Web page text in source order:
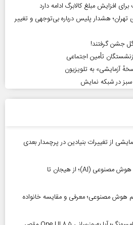
افزایش مبلغ کالابرگ ادامه دارد
تهران؛ هشدار پلیس درباره بی‌توجهی و تغییر
گل جشن گرفتند!
تأمین اجتماعی
آزمایشی» به تلویزیون
سبز در شبکه نمایش
پیش‌نمایشی از تغییرات بنیادین در پرچمدار بعدی
رشد خیره‌کننده بازار توکن‌های هوش مصنوعی (AI)؛ از هیجان تا
هوش مصنوعی؛ معرفی و مقایسه خانواده